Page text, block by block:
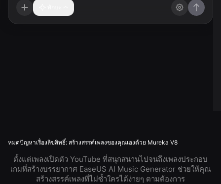
หมดปัญหาเรื่องลิขสิทธิ์: สร้างสรรค์เพลงของคุณเองด้วย Mureka V8
ตั้งแต่เพลงเปิดตัว YouTube ที่สนุกสนานไปจนถึงเพลงประกอบ
เกมที่สร้างบรรยากาศ EaseUS AI Music Generator ช่วยให้คุณ
สร้างสรรค์เพลงที่ไม่ซ้ำใครได้ง่ายๆ ตามต้องการ